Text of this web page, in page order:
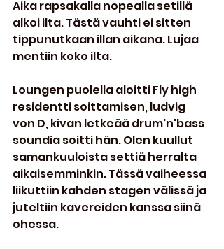
Aika rapsakalla nopealla setillä
alkoi ilta. Tästä vauhti ei sitten
tippunutkaan illan aikana. Lujaa
mentiin koko ilta.
Loungen puolella aloitti Fly high
residentti soittamisen, ludvig
von D, kivan letkeää drum'n'bass
soundia soitti hän. Olen kuullut
samankuuloista settiä herralta
aikaisemminkin. Tässä vaiheessa
liikuttiin kahden stagen välissä ja
juteltiin kavereiden kanssa siinä
ohessa.